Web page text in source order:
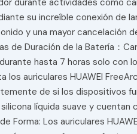
durante actividades como
su increíble conexión de
y una mayor cancelación
de Duración de la Batería：
hasta 7 horas solo con
auriculares HUAWEI
de si los dispositivos
líquida suave y
Forma: Los auriculares